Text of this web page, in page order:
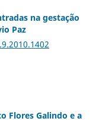
na gestação
Paz
Flores Galindo e a